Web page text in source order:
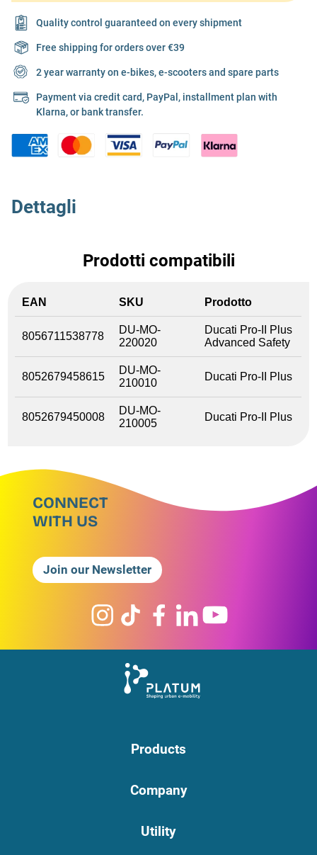
Quality control guaranteed on every shipment
Free shipping for orders over €39
2 year warranty on e-bikes, e-scooters and spare parts
Payment via credit card, PayPal, installment plan with
Klarna, or bank transfer.
Dettagli
Prodotti compatibili
EAN SKU Prodotto
8056711538778
DU-MO-
220020
Ducati Pro-II Plus
Advanced Safety
8052679458615
DU-MO-
210010
Ducati Pro-II Plus
8052679450008
DU-MO-
210005
Ducati Pro-II Plus
CONNECT
WITH US
Join our Newsletter
Products
Company
Utility